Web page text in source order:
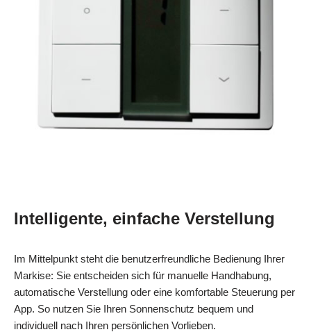
Intelligente, einfache Verstellung
Im Mittelpunkt steht die benutzerfreundliche Bedienung Ihrer
Markise: Sie entscheiden sich für manuelle Handhabung,
automatische Verstellung oder eine komfortable Steuerung per
App. So nutzen Sie Ihren Sonnenschutz bequem und
individuell nach Ihren persönlichen Vorlieben.